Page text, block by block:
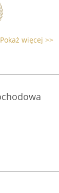
Pokaż więcej >>